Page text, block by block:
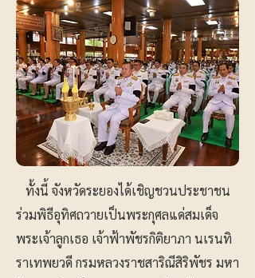
ทั้งนี้ จังหวัดระยองได้เชิญชวนประชาชน
ร่วมพิธีอุทิศถวายเป็นพระกุศลแด่สมเด็จ
พระเจ้าลูกเธอ เจ้าฟ้าพัชรกิติยาภา นเรนทิ
ราเทพยวดี กรมหลวงราชสาริณีสิริพัชร มหา